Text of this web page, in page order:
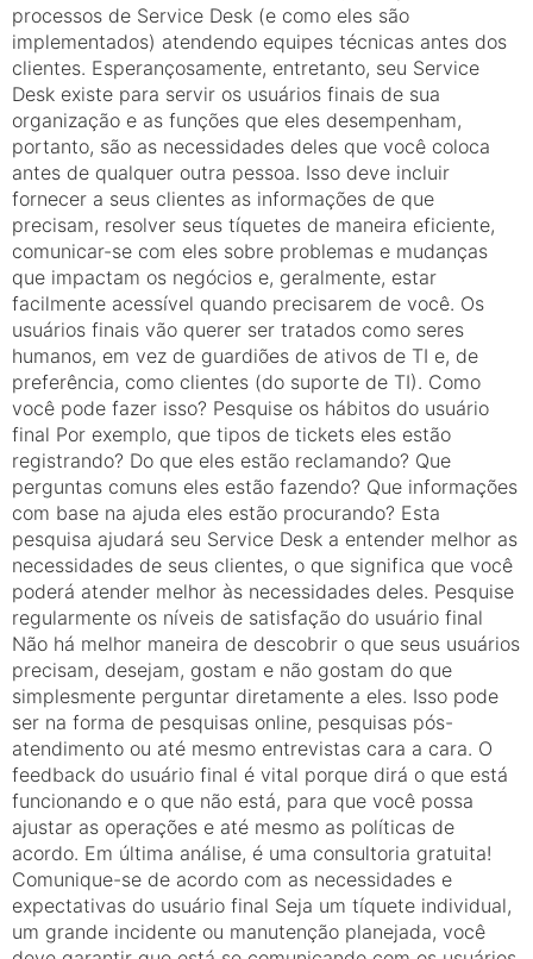
processos de Service Desk (e como eles são
implementados) atendendo equipes técnicas antes dos
clientes. Esperançosamente, entretanto, seu Service
Desk existe para servir os usuários finais de sua
organização e as funções que eles desempenham,
portanto, são as necessidades deles que você coloca
antes de qualquer outra pessoa. Isso deve incluir
fornecer a seus clientes as informações de que
precisam, resolver seus tíquetes de maneira eficiente,
comunicar-se com eles sobre problemas e mudanças
que impactam os negócios e, geralmente, estar
facilmente acessível quando precisarem de você. Os
usuários finais vão querer ser tratados como seres
humanos, em vez de guardiões de ativos de TI e, de
preferência, como clientes (do suporte de TI). Como
você pode fazer isso? Pesquise os hábitos do usuário
final Por exemplo, que tipos de tickets eles estão
registrando? Do que eles estão reclamando? Que
perguntas comuns eles estão fazendo? Que informações
com base na ajuda eles estão procurando? Esta
pesquisa ajudará seu Service Desk a entender melhor as
necessidades de seus clientes, o que significa que você
poderá atender melhor às necessidades deles. Pesquise
regularmente os níveis de satisfação do usuário final
Não há melhor maneira de descobrir o que seus usuários
precisam, desejam, gostam e não gostam do que
simplesmente perguntar diretamente a eles. Isso pode
ser na forma de pesquisas online, pesquisas pós-
atendimento ou até mesmo entrevistas cara a cara. O
feedback do usuário final é vital porque dirá o que está
funcionando e o que não está, para que você possa
ajustar as operações e até mesmo as políticas de
acordo. Em última análise, é uma consultoria gratuita!
Comunique-se de acordo com as necessidades e
expectativas do usuário final Seja um tíquete individual,
um grande incidente ou manutenção planejada, você